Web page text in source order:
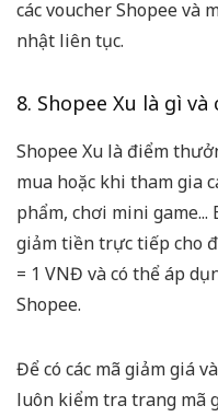
các voucher Shopee và
nhật liên tục.
8. Shopee Xu là gì
Shopee Xu là điểm
mua hoặc khi tham gia
phẩm, chơi mini game...
giảm tiền trực tiếp cho
= 1 VNĐ và có thể áp
Shopee.
Để có các mã giảm giá
luôn kiểm tra trang mã